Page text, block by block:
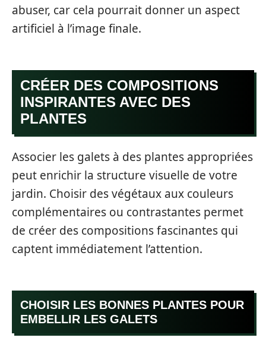
abuser, car cela pourrait donner un aspect
artificiel à l’image finale.
CRÉER DES COMPOSITIONS
INSPIRANTES AVEC DES
PLANTES
Associer les galets à des plantes appropriées
peut enrichir la structure visuelle de votre
jardin. Choisir des végétaux aux couleurs
complémentaires ou contrastantes permet
de créer des compositions fascinantes qui
captent immédiatement l’attention.
CHOISIR LES BONNES PLANTES POUR
EMBELLIR LES GALETS